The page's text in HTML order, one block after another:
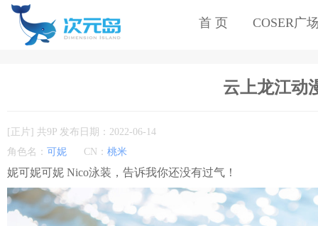
首 页 COSER广
云上龙江动
[正片] 共9P 发布日期：2022-06-14
角色名： 可妮 CN： 桃米
妮可妮可妮 Nico泳装，告诉我你还没有过气！